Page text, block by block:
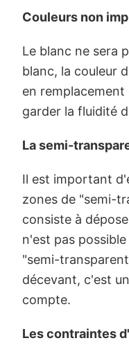
Couleurs non
Le blanc ne sera
blanc, la couleur
en
garder la fluidité
La semi-
Il est important
zones de "semi-
consiste à
n'est pas
"semi-
décevant, c'est
compte.
Les contraintes